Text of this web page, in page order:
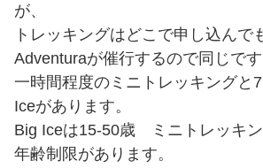
が、
トレッキングはどこで申し込んで
Adventuraが催行するので同じです
一時間程度のミニトレッキングと
Iceがあります。
Big Iceは15-50歳 ミニトレッキ
年齢制限があります。